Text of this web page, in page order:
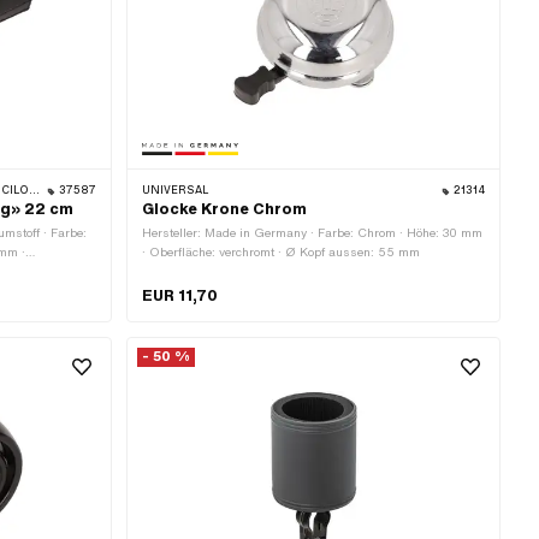
· ZÜNDAPP 37587
22 cm
· Farbe:
·
UNIVERSAL 21314
Glocke Krone Chrom
Hersteller: Made in Germany · Farbe: Chrom · Höhe: 30 mm
· Oberfläche: verchromt · Ø Kopf aussen: 55 mm
EUR 11,70
- 50 %